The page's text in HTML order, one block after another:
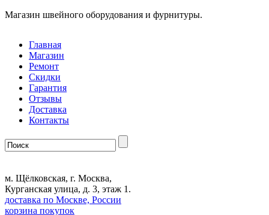
Магазин швейного оборудования и фурнитуры.
Главная
Магазин
Ремонт
Скидки
Гарантия
Отзывы
Доставка
Контакты
м. Щёлковская, г. Москва,
Курганская улица, д. 3, этаж 1.
доставка по Москве, России
корзина покупок